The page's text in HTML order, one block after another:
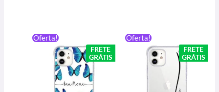
Oferta!
FRETE
GRÁTIS
original
era:
R$ 59,90.
preço
atual
é:
Oferta!
FRETE
GRÁTIS
original
era:
R$ 59,90.
preço
atual
é: